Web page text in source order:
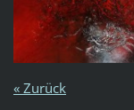
« Zurück